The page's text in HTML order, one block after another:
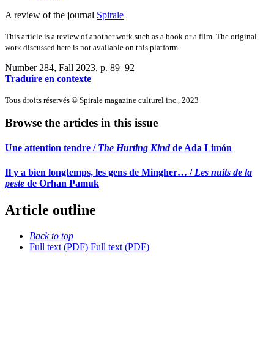
A review of the journal Spirale
This article is a review of another work such as a book or a film. The original
work discussed here is not available on this platform.
Number 284, Fall 2023, p. 89–92
Traduire en contexte
Tous droits réservés © Spirale magazine culturel inc., 2023
Browse the articles in this issue
Une attention tendre / The Hurting Kindde Ada Limón
Il y a bien longtemps, les gens de Mingher… / Les nuits de la
peste de Orhan Pamuk
Article outline
Back to top
Full text (PDF) Full text (PDF)